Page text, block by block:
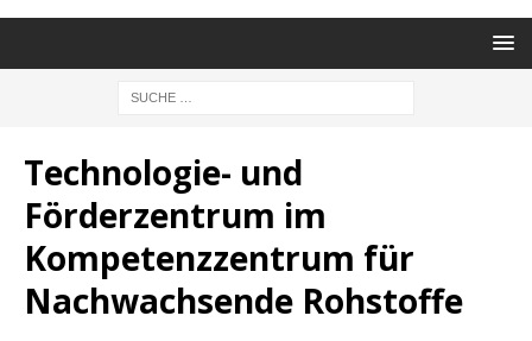
Technologie- und
Förderzentrum im
Kompetenzzentrum für
Nachwachsende Rohstoffe